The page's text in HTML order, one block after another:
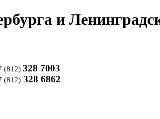
и
(812) 328 7003
(812) 328 6862